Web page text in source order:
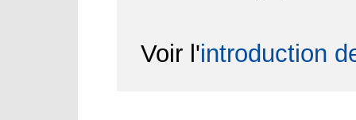
Voir l'introduction